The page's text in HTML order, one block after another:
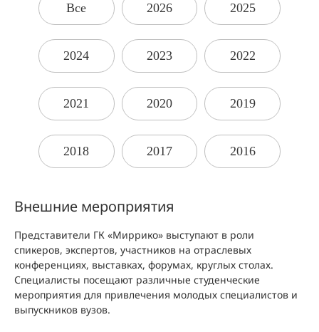
Все 2026 2025
2024 2023 2022
2021 2020 2019
2018 2017 2016
Внешние мероприятия
Представители ГК «Миррико» выступают в роли
спикеров, экспертов, участников на отраслевых
конференциях, выставках, форумах, круглых столах.
Специалисты посещают различные студенческие
мероприятия для привлечения молодых специалистов и
выпускников вузов.